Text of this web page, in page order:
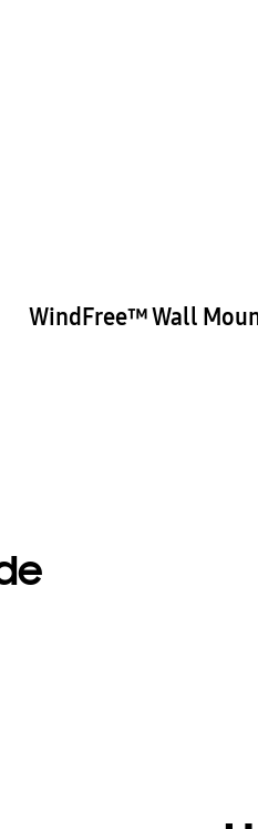
WindFree™ Wall